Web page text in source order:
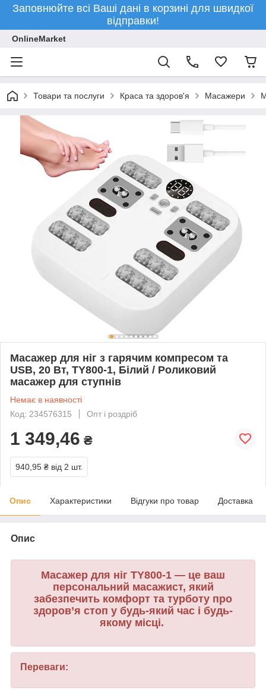
Заповнюйте всі Ваші дані в корзині для швидкої
відправки!
OnlineMarket
Товари та послуги Краса та здоров'я Масажери
Масажер для ніг з гарячим компресом та
USB, 20 Вт, TY800-1, Білий / Роликовий
масажер для ступнів
Немає в наявності
Код: 234576315
Опт і роздріб
1 349,46 ₴
940,95 ₴ від 2 шт.
Опис Характеристики Відгуки про товар Доставка
Опис
Масажер для ніг TY800-1 — це ваш
персональний масажист, який
забезпечить комфорт та турботу про
здоров’я стоп у будь-який час і будь-
якому місці.
Переваги: